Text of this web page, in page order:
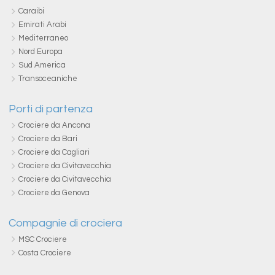
Caraibi
Emirati Arabi
Mediterraneo
Nord Europa
Sud America
Transoceaniche
Porti di partenza
Crociere da Ancona
Crociere da Bari
Crociere da Cagliari
Crociere da Civitavecchia
Crociere da Civitavecchia
Crociere da Genova
Compagnie di crociera
MSC Crociere
Costa Crociere